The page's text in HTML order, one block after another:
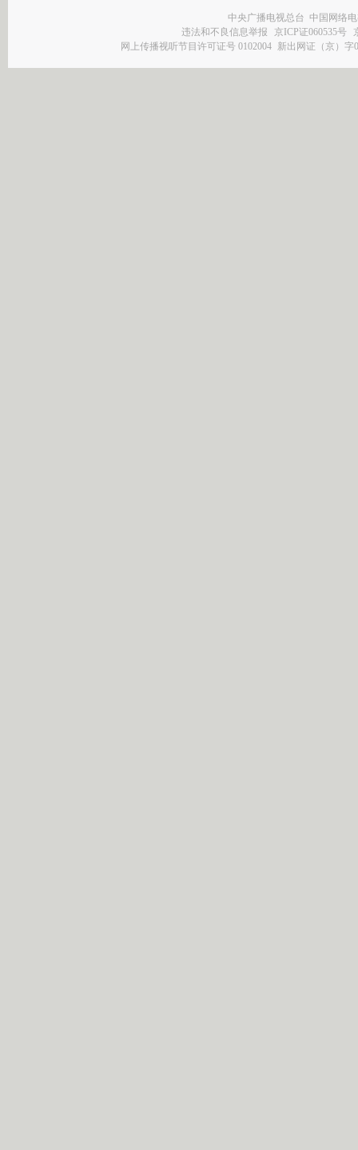
中央广播电视总台 中国网络
违法和不良信息举报
京ICP证060535号
网上传播视听节目许可证号 0102004 新出网证（京）